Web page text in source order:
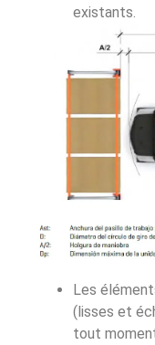
existants.
Les
(lisses et
tout